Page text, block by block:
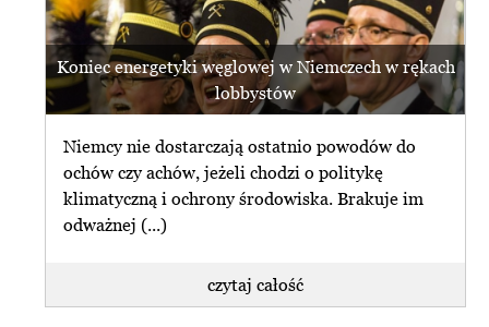
Koniec energetyki węglowej w Niemczech w rękach
lobbystów
Niemcy nie dostarczają ostatnio powodów do
ochów czy achów, jeżeli chodzi o politykę
klimatyczną i ochrony środowiska. Brakuje im
odważnej (...)
czytaj całość